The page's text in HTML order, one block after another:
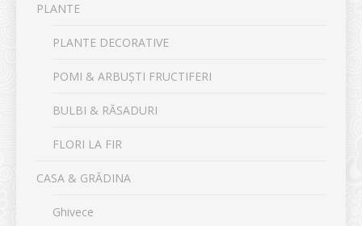
PLANTE
PLANTE DECORATIVE
POMI & ARBUȘTI FRUCTIFERI
BULBI & RĂSADURI
FLORI LA FIR
CASA & GRĂDINA
Ghivece